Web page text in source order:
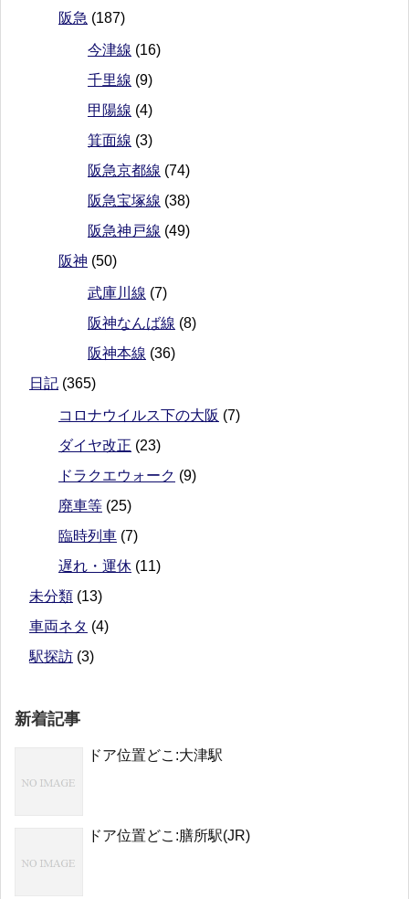
阪急 (187)
今津線 (16)
千里線 (9)
甲陽線 (4)
箕面線 (3)
阪急京都線 (74)
阪急宝塚線 (38)
阪急神戸線 (49)
阪神 (50)
武庫川線 (7)
阪神なんば線 (8)
阪神本線 (36)
日記 (365)
コロナウイルス下の大阪 (7)
ダイヤ改正 (23)
ドラクエウォーク (9)
廃車等 (25)
臨時列車 (7)
遅れ・運休 (11)
未分類 (13)
車両ネタ (4)
駅探訪 (3)
新着記事
ドア位置どこ:大津駅
ドア位置どこ:膳所駅(JR)